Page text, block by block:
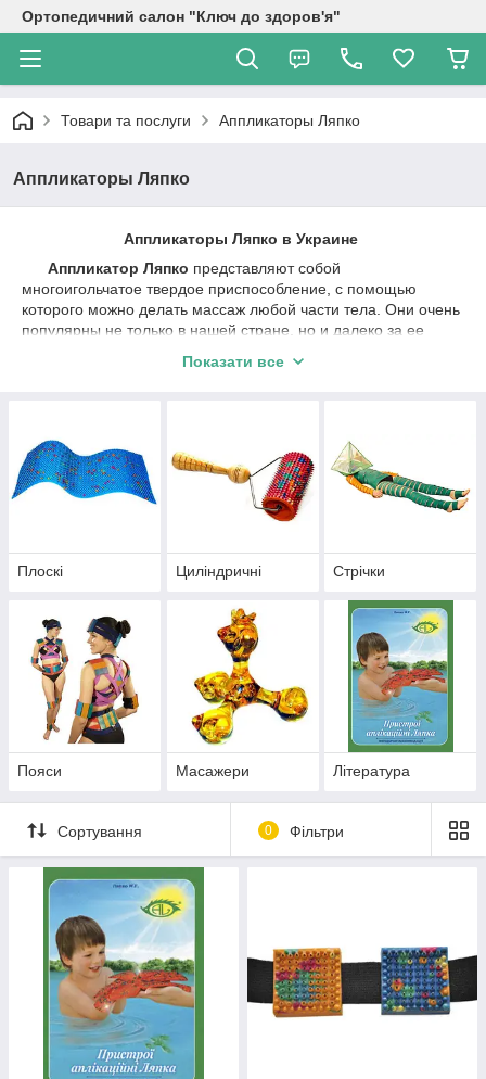
Ортопедичний салон "Ключ до здоров'я"
Товари та послуги Аппликаторы Ляпко
Аппликаторы Ляпко
Аппликаторы Ляпко в Украине
Аппликатор Ляпко представляют собой
многоигольчатое твердое приспособление, с помощью
которого можно делать массаж любой части тела. Они очень
популярны не только в нашей стране, но и далеко за ее
Ляпко можно быстро и эффективно повысить тонус тела,
Противопоказаний к использованию нет. Каждый может
применять его дома в своих целях.
В магазині «Ключ до здоров'я» представлені аплікатори
пояси;
плоскі;
масажери і т. п.
Також ви можете замовити літературу по правильному
практичному використанню аплікатори Ляпко.
Показати все
Плоскі Циліндричні Стрічки
Пояси Масажери Література
Сортування 0 Фільтри